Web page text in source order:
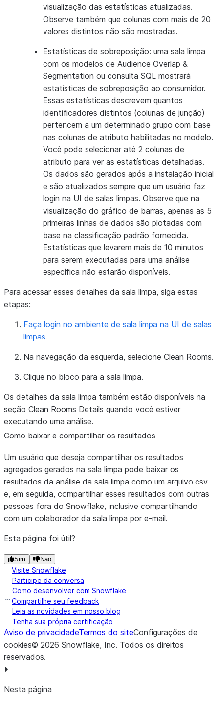
visualização das estatísticas atualizadas.
Observe também que colunas com mais de 20
valores distintos não são mostradas.
Estatísticas de sobreposição: uma sala limpa
com os modelos de Audience Overlap &
Segmentation ou consulta SQL mostrará
estatísticas de sobreposição ao consumidor.
Essas estatísticas descrevem quantos
identificadores distintos (colunas de junção)
pertencem a um determinado grupo com base
nas colunas de atributo habilitadas no modelo.
Você pode selecionar até 2 colunas de
atributo para ver as estatísticas detalhadas.
Os dados são gerados após a instalação inicial
e são atualizados sempre que um usuário faz
login na UI de salas limpas. Observe que na
visualização do gráfico de barras, apenas as 5
primeiras linhas de dados são plotadas com
base na classificação padrão fornecida.
Estatísticas que levarem mais de 10 minutos
para serem executadas para uma análise
específica não estarão disponíveis.
Para acessar esses detalhes da sala limpa, siga estas
etapas:
Faça login no ambiente de sala limpa na UI de salas
limpas.
Na navegação da esquerda, selecione Clean Rooms.
Clique no bloco para a sala limpa.
Os detalhes da sala limpa também estão disponíveis na
seção Clean Rooms Details quando você estiver
executando uma análise.
Como baixar e compartilhar os resultados
Um usuário que deseja compartilhar os resultados
agregados gerados na sala limpa pode baixar os
resultados da análise da sala limpa como um arquivo.csv
e, em seguida, compartilhar esses resultados com outras
pessoas fora do Snowflake, inclusive compartilhando
com um colaborador da sala limpa por e-mail.
Esta página foi útil?
Sim Não
Visite Snowflake
Participe da conversa
Como desenvolver com Snowflake
Compartilhe seu feedback
Leia as novidades em nosso blog
Tenha sua própria certificação
Aviso de privacidadeTermos do siteConfigurações de
cookies© 2026 Snowflake, Inc. Todos os direitos
reservados.
Nesta página